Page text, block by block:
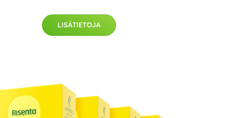
LISÄTIETOJA